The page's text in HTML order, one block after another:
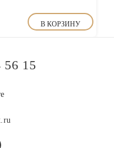
В КОРЗИНУ
56 15